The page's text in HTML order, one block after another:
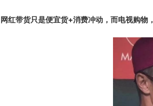
网红带货只是便宜货+消费冲动，而电视购物